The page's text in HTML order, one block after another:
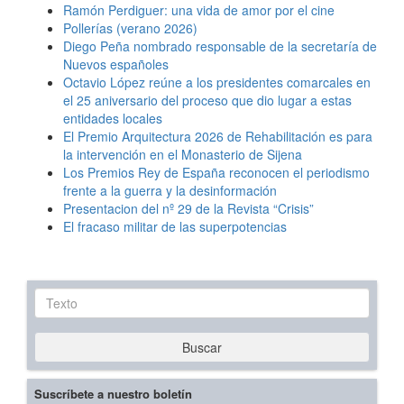
Ramón Perdiguer: una vida de amor por el cine
Pollerías (verano 2026)
Diego Peña nombrado responsable de la secretaría de
Nuevos españoles
Octavio López reúne a los presidentes comarcales en
el 25 aniversario del proceso que dio lugar a estas
entidades locales
El Premio Arquitectura 2026 de Rehabilitación es para
la intervención en el Monasterio de Sijena
Los Premios Rey de España reconocen el periodismo
frente a la guerra y la desinformación
Presentacion del nº 29 de la Revista “Crisis”
El fracaso militar de las superpotencias
Texto
Buscar
Suscríbete a nuestro boletín